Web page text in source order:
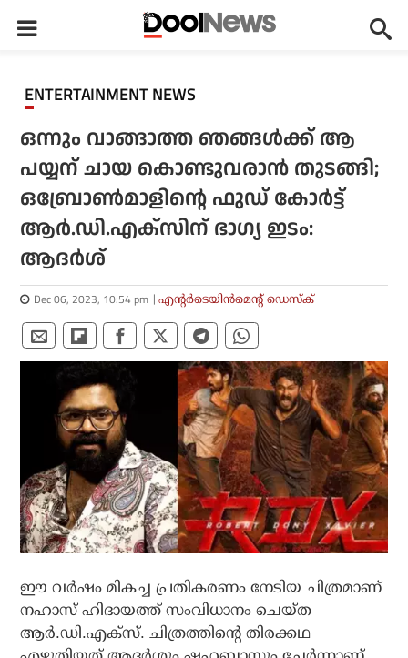
ENTERTAINMENT NEWS
ഒന്നും വാങ്ങാത്ത ഞങ്ങൾക്ക് ആ
പയ്യന് ചായ കൊണ്ടുവരാൻ തുടങ്ങി;
ഒബ്രോൺമാളിന്റെ ഫുഡ് കോർട്ട്
ആർ.ഡി.എക്‌സിന് ഭാഗ്യ ഇടം:
ആദർശ്
Dec 06, 2023, 10:54 pm എന്റര്‍ടെയിന്‍മെന്റ് ഡെസ്‌ക്
ഈ വർഷം മികച്ച പ്രതികരണം നേടിയ ചിത്രമാണ്
നഹാസ് ഹിദായത്ത് സംവിധാനം ചെയ്ത
ആർ.ഡി.എക്സ്. ചിത്രത്തിന്റെ തിരക്കഥ